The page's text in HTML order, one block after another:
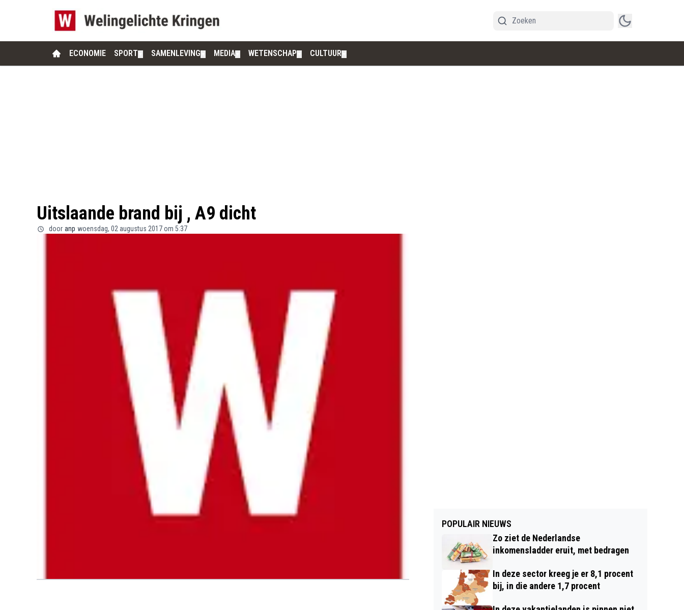
ECONOMIE SPORT SAMENLEVING MEDIA WETENSCHAP CULTUUR
Uitslaande brand bij , A9 dicht
door anp woensdag, 02 augustus 2017 om 5:37
POPULAIR NIEUWS
Zo ziet de Nederlandse
inkomensladder eruit, met bedragen
In deze sector kreeg je er 8,1 procent
bij, in die andere 1,7 procent